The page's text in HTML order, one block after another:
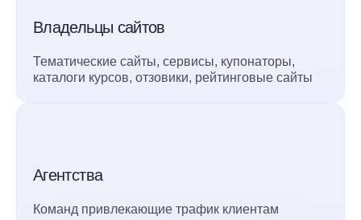
Владельцы сайтов
Тематические сайты, сервисы, купонаторы,
каталоги курсов, отзовики, рейтинговые сайты
Агентства
Команд привлекающие трафик клиентам